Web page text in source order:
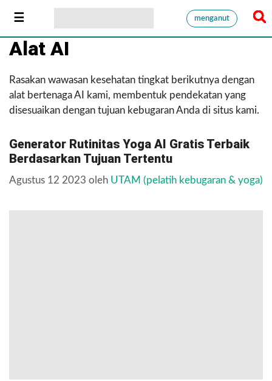
menganut
Alat AI
Rasakan wawasan kesehatan tingkat berikutnya dengan
alat bertenaga AI kami, membentuk pendekatan yang
disesuaikan dengan tujuan kebugaran Anda di situs kami.
Generator Rutinitas Yoga AI Gratis Terbaik
Berdasarkan Tujuan Tertentu
Agustus 12 2023 oleh UTAM (pelatih kebugaran & yoga)